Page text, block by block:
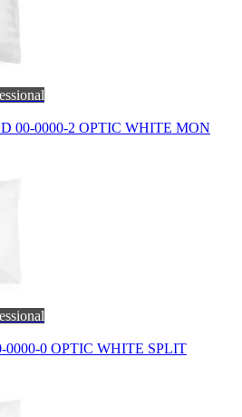
00-0000-2 OPTIC WHITE MON
0000-0 OPTIC WHITE SPLIT